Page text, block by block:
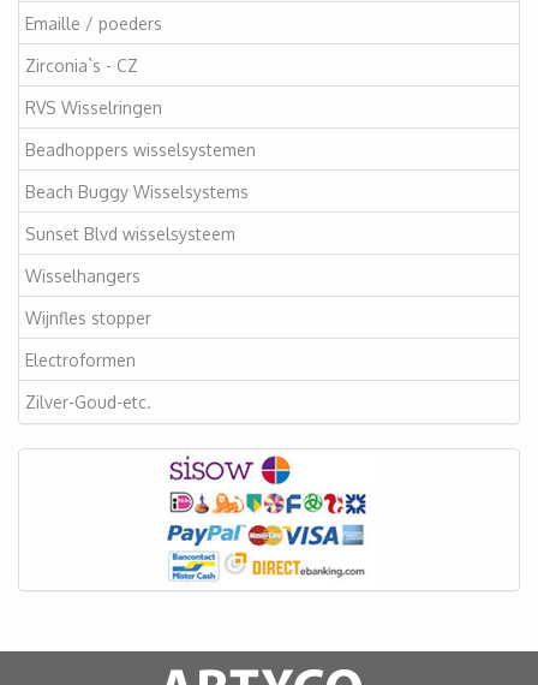
Emaille / poeders
Zirconia`s - CZ
RVS Wisselringen
Beadhoppers wisselsystemen
Beach Buggy Wisselsystems
Sunset Blvd wisselsysteem
Wisselhangers
Wijnfles stopper
Electroformen
Zilver-Goud-etc.